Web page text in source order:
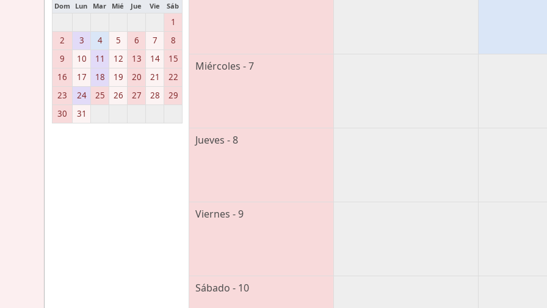
Dom Lun Mar Mié Jue Vie Sáb
1
2
3 4 5 6 7
8
9
10 11 12 13 14
15
16
17 18 19 20 21
22
23
24 25 26 27 28
29
30
31
Miércoles - 7
Jueves - 8
Viernes - 9
Sábado - 10